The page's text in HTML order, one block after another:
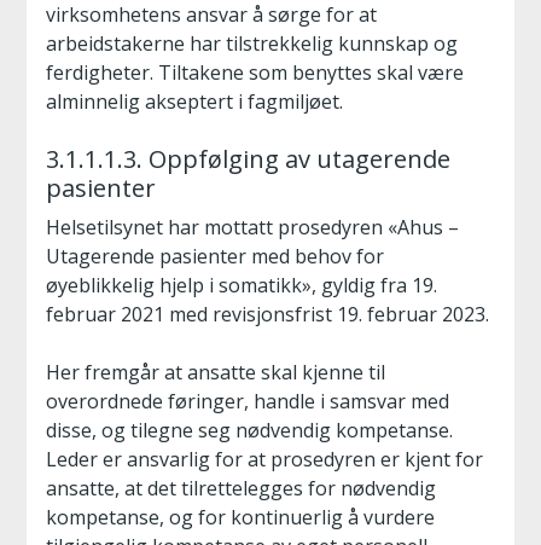
virksomhetens ansvar å sørge for at
arbeidstakerne har tilstrekkelig kunnskap og
ferdigheter. Tiltakene som benyttes skal være
alminnelig akseptert i fagmiljøet.
3.1.1.1.3. Oppfølging av utagerende
pasienter
Helsetilsynet har mottatt prosedyren «Ahus –
Utagerende pasienter med behov for
øyeblikkelig hjelp i somatikk», gyldig fra 19.
februar 2021 med revisjonsfrist 19. februar 2023.
Her fremgår at ansatte skal kjenne til
overordnede føringer, handle i samsvar med
disse, og tilegne seg nødvendig kompetanse.
Leder er ansvarlig for at prosedyren er kjent for
ansatte, at det tilrettelegges for nødvendig
kompetanse, og for kontinuerlig å vurdere